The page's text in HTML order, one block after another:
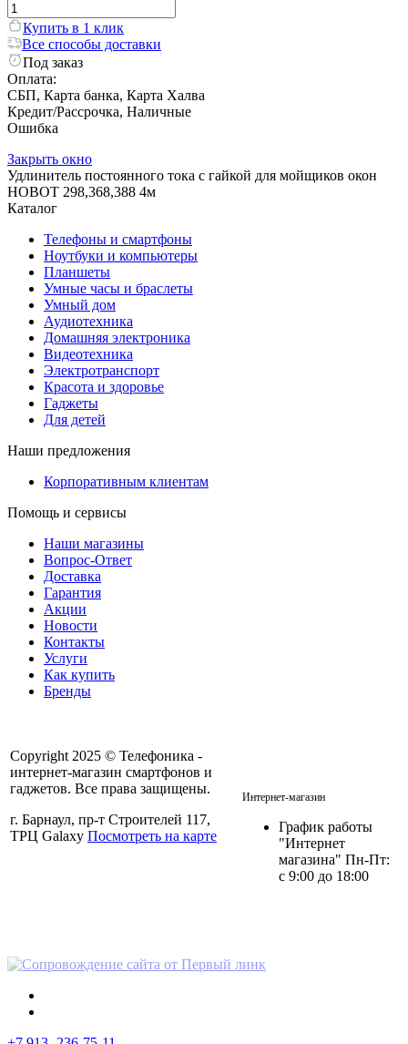
Купить в 1 клик
Все способы доставки
Под заказ
Оплата:
СБП, Карта банка, Карта Халва
Кредит/Рассрочка, Наличные
Ошибка
Закрыть окно
Удлинитель постоянного тока с гайкой для мойщиков окон
HOBOT 298,368,388 4м
Каталог
Телефоны и смартфоны
Ноутбуки и компьютеры
Планшеты
Умные часы и браслеты
Умный дом
Аудиотехника
Домашняя электроника
Видеотехника
Электротранспорт
Красота и здоровье
Гаджеты
Для детей
Наши предложения
Корпоративным клиентам
Помощь и сервисы
Наши магазины
Вопрос-Ответ
Доставка
Гарантия
Акции
Новости
Контакты
Услуги
Как купить
Бренды
Copyright 2025 © Телефоника -
интернет-магазин смартфонов и
гаджетов. Все права защищены.
г. Барнаул, пр-т Строителей 117,
ТРЦ Galaxy Посмотреть на карте
Интернет-магазин
График работы
"Интернет
магазина" Пн-Пт:
с 9:00 до 18:00